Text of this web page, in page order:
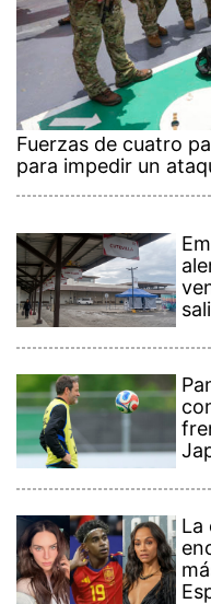
Fuerzas de cuatro
para impedir un
La